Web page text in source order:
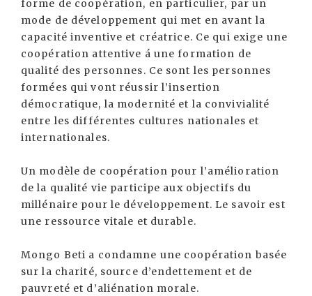
forme de coopération, en particulier, par un
mode de développement qui met en avant la
capacité inventive et créatrice. Ce qui exige une
coopération attentive á une formation de
qualité des personnes. Ce sont les personnes
formées qui vont réussir l’insertion
démocratique, la modernité et la convivialité
entre les différentes cultures nationales et
internationales.
Un modèle de coopération pour l’amélioration
de la qualité vie participe aux objectifs du
millénaire pour le développement. Le savoir est
une ressource vitale et durable.
Mongo Beti a condamne une coopération basée
sur la charité, source d’endettement et de
pauvreté et d’aliénation morale.